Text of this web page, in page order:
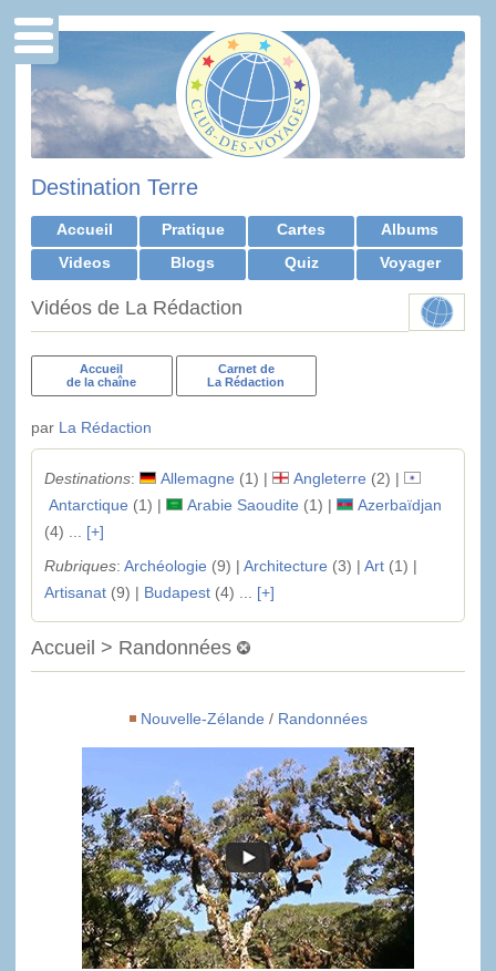
Destination Terre
Accueil Pratique Cartes
Albums
Videos
Blogs Quiz Voyager
Vidéos de La Rédaction
Accueil
de la chaîne
Carnet de
La Rédaction
par La Rédaction
Destinations: Allemagne (1) | Angleterre (2) |
Antarctique (1) | Arabie Saoudite (1) |
Azerbaïdjan
(4) ... [+]
Rubriques: Archéologie (9) | Architecture (3) | Art(1) |
Artisanat(9) | Budapest(4) ... [+]
Accueil > Randonnées
Nouvelle-Zélande / Randonnées